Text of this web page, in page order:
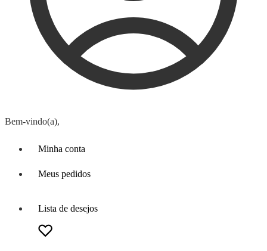
Bem-vindo(a),
Minha conta
Meus pedidos
Lista de desejos